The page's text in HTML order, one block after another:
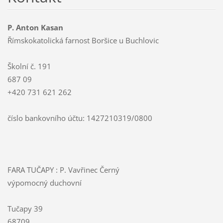
P. Anton Kasan
Římskokatolická farnost Boršice u Buchlovic
Školní č. 191
687 09
+420 731 621 262
číslo bankovního účtu: 1427210319/0800
FARA TUČAPY : P. Vavřinec Černý
výpomocný duchovní
Tučapy 39